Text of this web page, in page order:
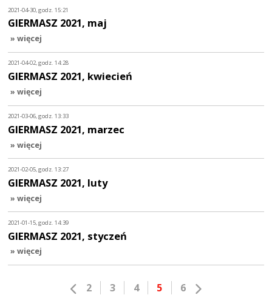
2021-04-30, godz. 15:21
GIERMASZ 2021, maj
» więcej
2021-04-02, godz. 14:28
GIERMASZ 2021, kwiecień
» więcej
2021-03-06, godz. 13:33
GIERMASZ 2021, marzec
» więcej
2021-02-05, godz. 13:27
GIERMASZ 2021, luty
» więcej
2021-01-15, godz. 14:39
GIERMASZ 2021, styczeń
» więcej
2 3 4 5 6